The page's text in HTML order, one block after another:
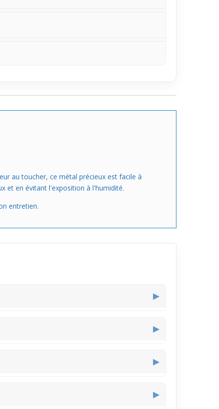
au toucher, ce métal précieux est facile à
et en évitant l'exposition à l'humidité.
entretien.
▶
▶
▶
▶